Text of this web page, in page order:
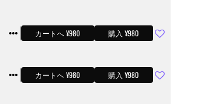
カートへ ¥980 購入 ¥980
カートへ ¥980 購入 ¥980